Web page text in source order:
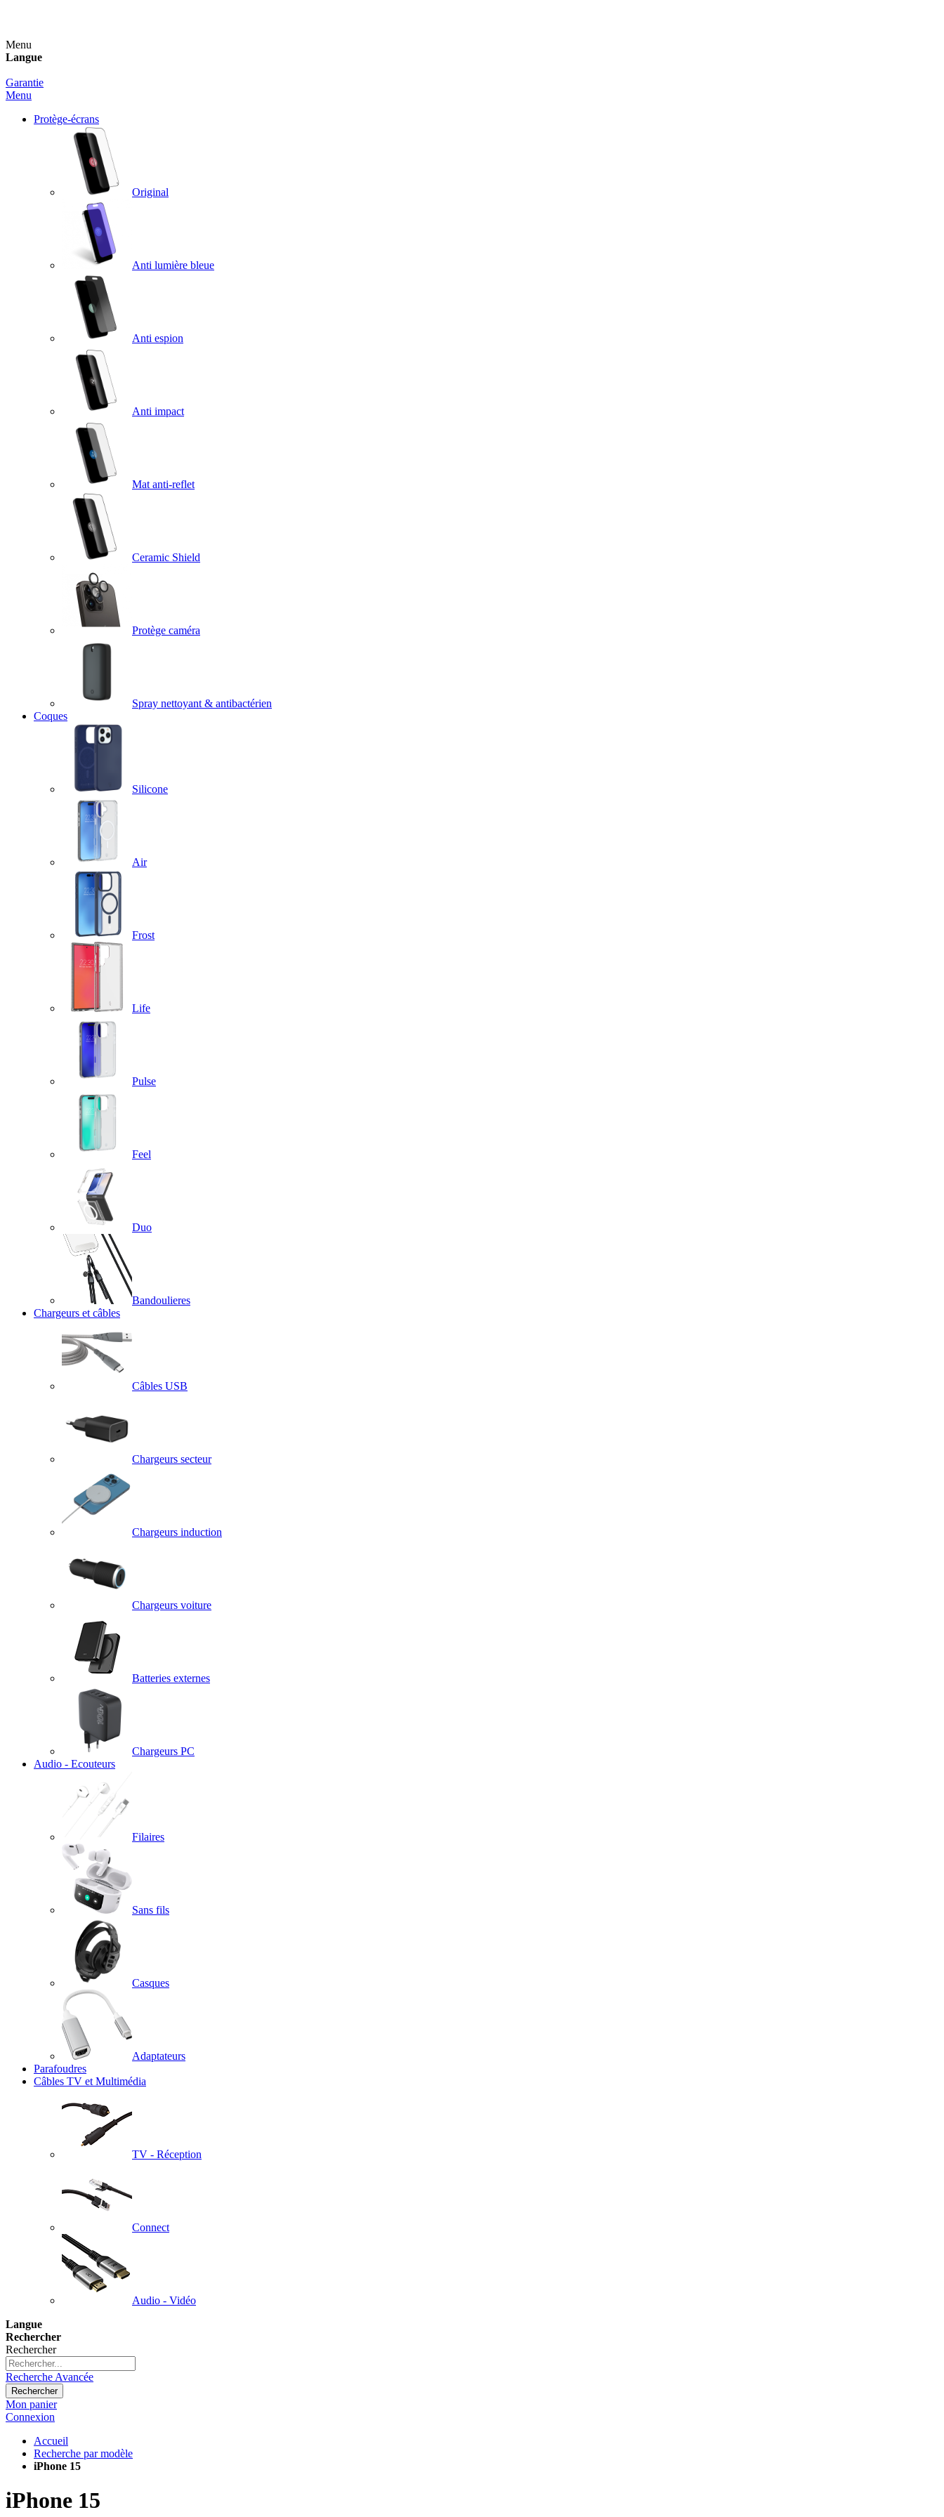
Menu
Langue
Garantie
Menu
Protège-écrans
Original
Anti lumière bleue
Anti espion
Anti impact
Mat anti-reflet
Ceramic Shield
Protège caméra
Spray nettoyant & antibactérien
Coques
Silicone
Air
Frost
Life
Pulse
Feel
Duo
Bandoulieres
Chargeurs et câbles
Câbles USB
Chargeurs secteur
Chargeurs induction
Chargeurs voiture
Batteries externes
Chargeurs PC
Audio - Ecouteurs
Filaires
Sans fils
Casques
Adaptateurs
Parafoudres
Câbles TV et Multimédia
TV - Réception
Connect
Audio - Vidéo
Langue
Rechercher
Rechercher
Recherche Avancée
Rechercher
Mon panier
Connexion
Accueil
Recherche par modèle
iPhone 15
iPhone 15